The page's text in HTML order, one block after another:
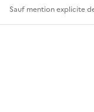
Sauf mention explicite